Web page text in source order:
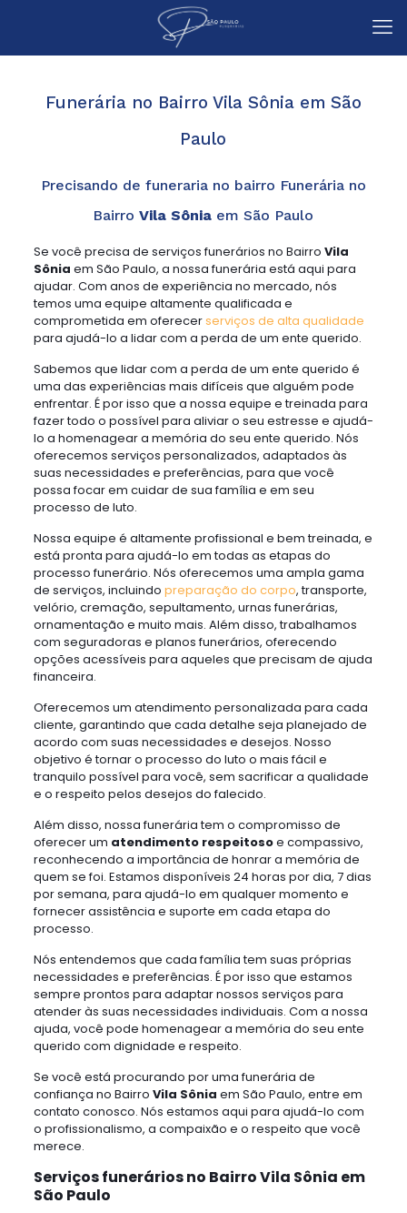
Funerária no Bairro Vila Sônia em São
Paulo
Precisando de funeraria no bairro Funerária no
BairroVila Sônia em São Paulo
Se você precisa de serviços funerários no Bairro Vila
Sônia em São Paulo, a nossa funerária está aqui para
ajudar. Com anos de experiência no mercado, nós
temos uma equipe altamente qualificada e
comprometida em oferecerserviços de alta qualidade
para ajudá-lo a lidar com a perda de um ente querido.
Sabemos que lidar com a perda de um ente querido é
uma das experiências mais difíceis que alguém pode
enfrentar. É por isso que a nossa equipe e treinada para
fazer todo o possível para aliviar o seu estresse e ajudá-
lo a homenagear a memória do seu ente querido. Nós
oferecemos serviços personalizados, adaptados às
suas necessidades e preferências, para que você
possa focar em cuidar de sua família e em seu
processo de luto.
Nossa equipe é altamente profissional e bem treinada, e
está pronta para ajudá-lo em todas as etapas do
processo funerário. Nós oferecemos uma ampla gama
de serviços, incluindo preparação do corpo, transporte,
velório, cremação, sepultamento, urnas funerárias,
ornamentação e muito mais. Além disso, trabalhamos
com seguradoras e planos funerários, oferecendo
opções acessíveis para aqueles que precisam de ajuda
financeira.
Oferecemos um atendimento personalizada para cada
cliente, garantindo que cada detalhe seja planejado de
acordo com suas necessidades e desejos. Nosso
objetivo é tornar o processo do luto o mais fácil e
tranquilo possível para você, sem sacrificar a qualidade
e o respeito pelos desejos do falecido.
Além disso, nossa funerária tem o compromisso de
oferecer um atendimento respeitosoe compassivo,
reconhecendo a importância de honrar a memória de
quem se foi. Estamos disponíveis 24 horas por dia, 7 dias
por semana, para ajudá-lo em qualquer momento e
fornecer assistência e suporte em cada etapa do
processo.
Nós entendemos que cada família tem suas próprias
necessidades e preferências. É por isso que estamos
sempre prontos para adaptar nossos serviços para
atender às suas necessidades individuais. Com a nossa
ajuda, você pode homenagear a memória do seu ente
querido com dignidade e respeito.
Se você está procurando por uma funerária de
confiança no Bairro Vila Sônia em São Paulo, entre em
contato conosco. Nós estamos aqui para ajudá-lo com
o profissionalismo, a compaixão e o respeito que você
merece.
Serviços funerários no Bairro Vila Sônia em
São Paulo